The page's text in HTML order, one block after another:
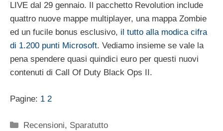
LIVE dal 29 gennaio. Il pacchetto Revolution include
quattro nuove mappe multiplayer, una mappa Zombie
ed un fucile bonus esclusivo, il tutto alla modica cifra
di 1.200 punti Microsoft. Vediamo insieme se vale la
pena spendere quasi quindici euro per questi nuovi
contenuti di Call Of Duty Black Ops II.
Pagine: 1 2
Categorie
Recensioni, Sparatutto